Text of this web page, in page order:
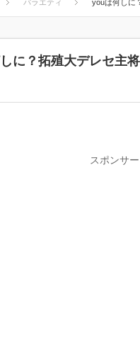
バラエティ youは何しに
に？拓殖大デレセ主
スポンサ